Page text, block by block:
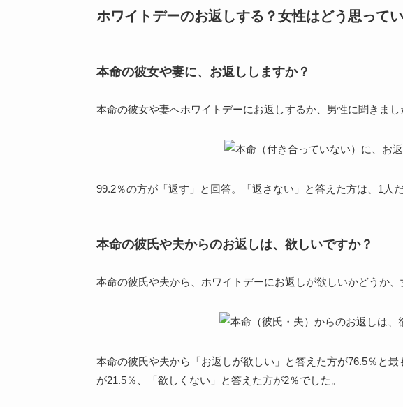
ホワイトデーのお返しする？女性はどう思って
本命の彼女や妻に、お返ししますか？
本命の彼女や妻へホワイトデーにお返しするか、男性に聞きまし
99.2％の方が「返す」と回答。「返さない」と答えた方は、1人だ
本命の彼氏や夫からのお返しは、欲しいですか？
本命の彼氏や夫から、ホワイトデーにお返しが欲しいかどうか、
本命の彼氏や夫から「お返しが欲しい」と答えた方が76.5％と
が21.5％、「欲しくない」と答えた方が2％でした。